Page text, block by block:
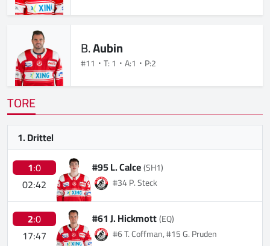
B.Aubin
#11 T: 1 A:1 P:2
TORE
1. Drittel
1:0
02:42
#95 L. Calce(SH1)
#34 P. Steck
2:0
17:47
#61 J. Hickmott(EQ)
#6 T. Coffman, #15 G. Pruden